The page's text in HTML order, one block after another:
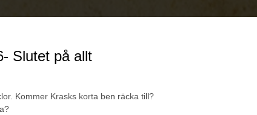
Slutet på allt
Kommer Krasks korta ben räcka till?